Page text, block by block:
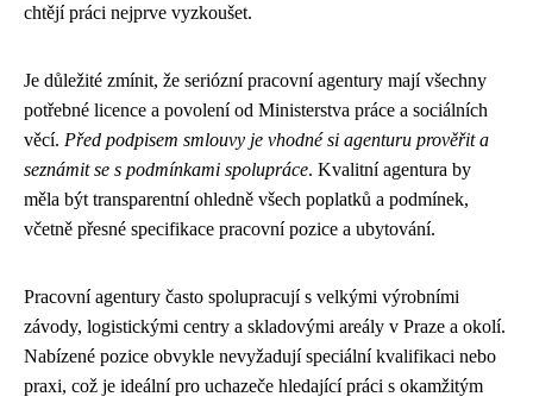
chtějí práci nejprve vyzkoušet.
Je důležité zmínit, že seriózní pracovní agentury mají všechny
potřebné licence a povolení od Ministerstva práce a sociálních
věcí. Před podpisem smlouvy je vhodné si agenturu prověřit a
seznámit se s podmínkami spolupráce. Kvalitní agentura by
měla být transparentní ohledně všech poplatků a podmínek,
včetně přesné specifikace pracovní pozice a ubytování.
Pracovní agentury často spolupracují s velkými výrobními
závody, logistickými centry a skladovými areály v Praze a okolí.
Nabízené pozice obvykle nevyžadují speciální kvalifikaci nebo
praxi, což je ideální pro uchazeče hledající práci s okamžitým